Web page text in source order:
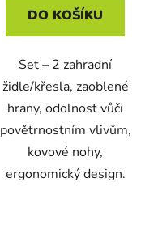
DO KOŠÍKU
Set – 2 zahradní
židle/křesla, zaoblené
hrany, odolnost vůči
povětrnostním vlivům,
kovové nohy,
ergonomický design.